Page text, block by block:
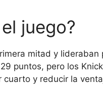
juego?
mitad y
puntos, pero los
y reducir la